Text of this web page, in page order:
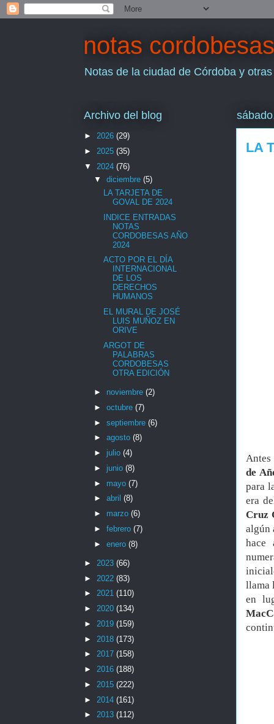
notas cordobesas
Notas de la ciudad de Córdoba y
LA
Antes
de
para
era
Cruz
algún
hace
llama
en
Archivo del blog
► 2026 (29)
► 2025 (35)
▼ 2024 (76)
▼ diciembre (5)
LA TARJETA DE
GOVAL DE 2024
INDICE ENTRADAS
NOTAS
CORDOBESAS AÑO
2024
ACTO POR EL DÍA
INTERNACIONAL
DE LOS
DERECHOS
HUMANOS
EL MURAL DE JOSÉ
LUIS MUÑOZ EN
ORIVE
ARGOT DE
PALABRAS
CORDOBESAS
OTRA EDICIÓN
► noviembre (2)
► octubre (7)
► septiembre (6)
► agosto (8)
► julio (4)
► junio (8)
► mayo (7)
► abril (8)
► marzo (6)
► febrero (7)
► enero (8)
► 2023 (66)
► 2022 (83)
► 2021 (110)
► 2020 (134)
► 2019 (159)
► 2018 (173)
► 2017 (158)
► 2016 (188)
► 2015 (222)
► 2014 (161)
► 2013 (112)